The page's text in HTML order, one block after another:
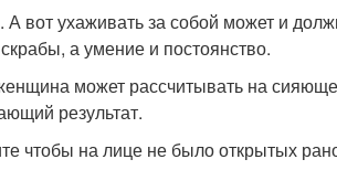
вот ухаживать за собой может и
а умение и постоянство.
может рассчитывать на
результат.
чтобы на лице не было открытых